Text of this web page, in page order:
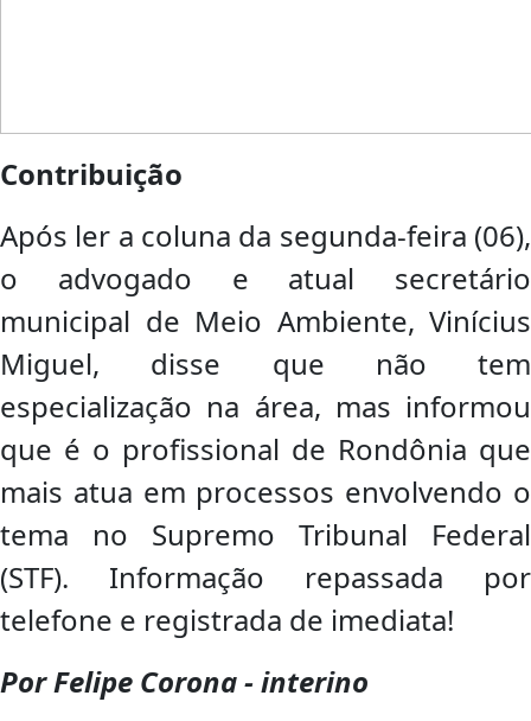
Contribuição
Após ler a coluna da segunda-feira (06),
o advogado e atual secretário
municipal de Meio Ambiente, Vinícius
Miguel, disse que não tem
especialização na área, mas informou
que é o profissional de Rondônia que
mais atua em processos envolvendo o
tema no Supremo Tribunal Federal
(STF). Informação repassada por
telefone e registrada de imediata!
Por Felipe Corona - interino